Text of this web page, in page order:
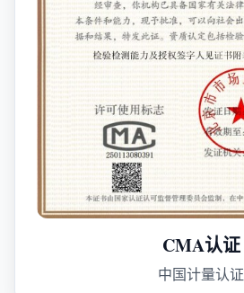
CMA认证
中国计量认证